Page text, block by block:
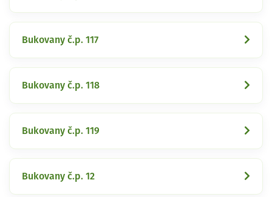
Bukovany č.p. 117
Bukovany č.p. 118
Bukovany č.p. 119
Bukovany č.p. 12